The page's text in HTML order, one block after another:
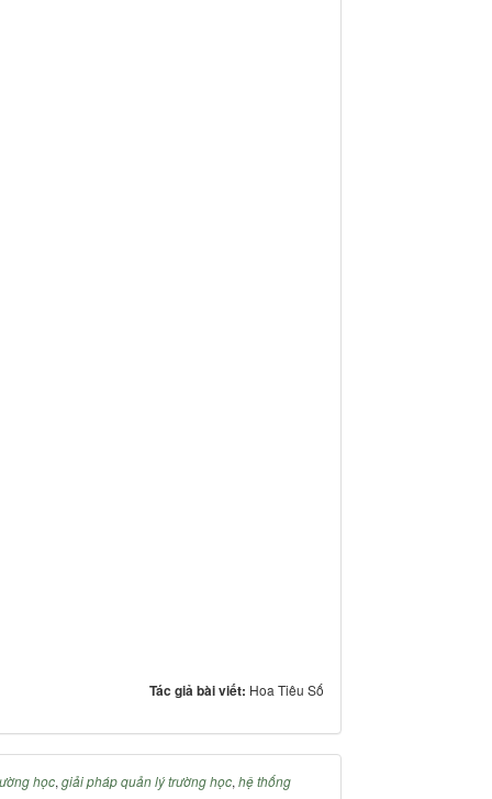
Tác giả bài viết: Hoa Tiêu Số
học, giải pháp quản lý trường học, hệ thống